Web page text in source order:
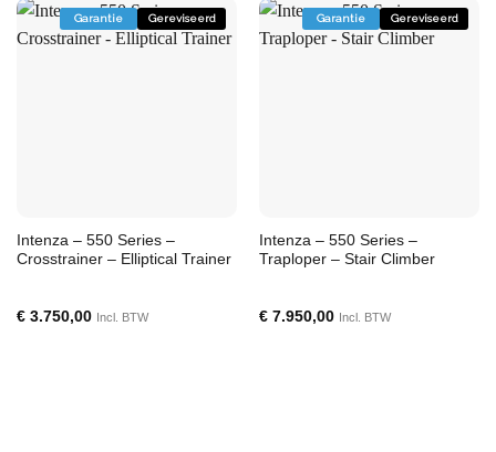
Garantie Gereviseerd
Intenza – 550 Series –
Crosstrainer – Elliptical Trainer
€3.750,00 Incl. BTW
Garantie Gereviseerd
Intenza – 550 Series –
Traploper – Stair Climber
€7.950,00 Incl. BTW